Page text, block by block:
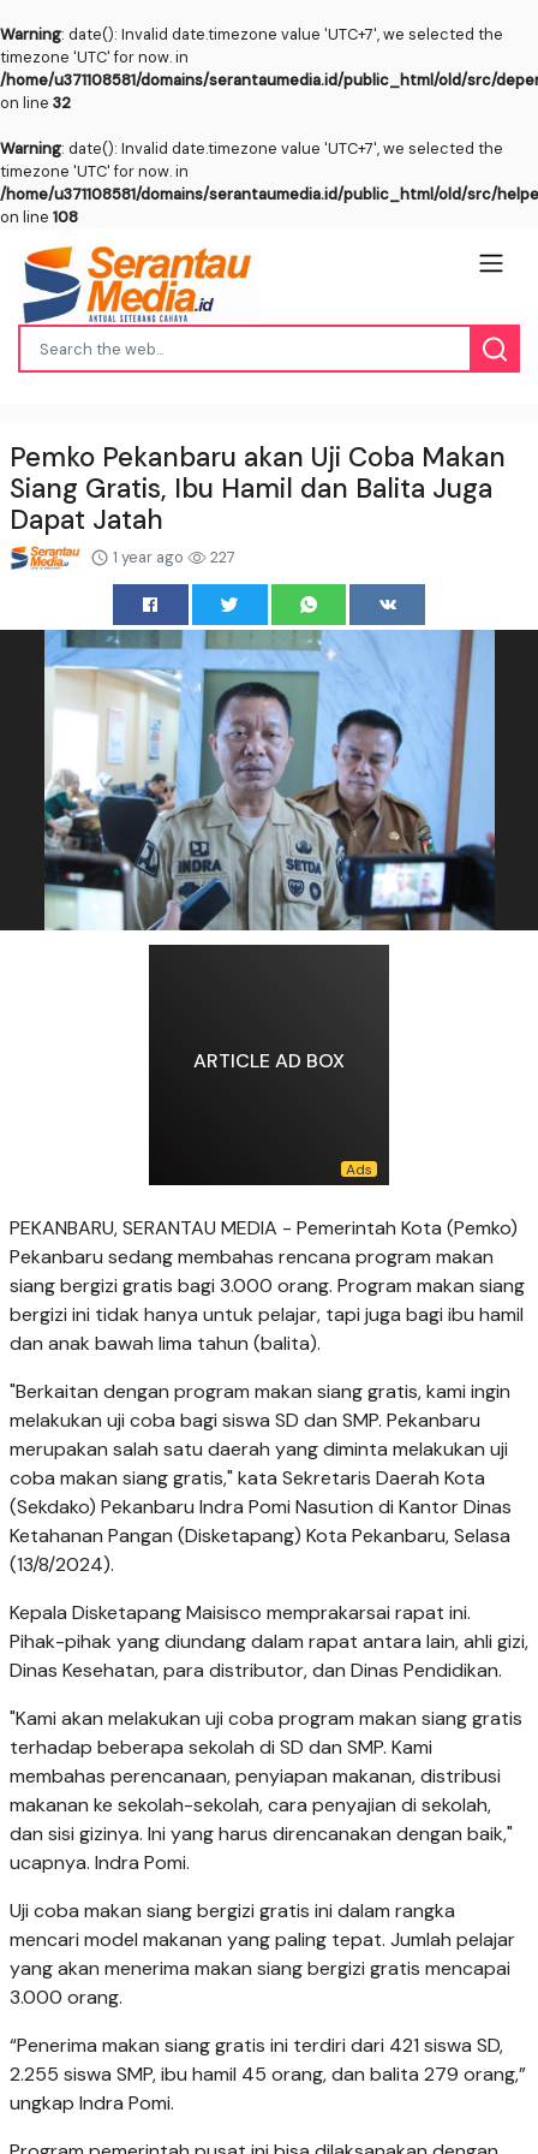
Warning: date(): Invalid date.timezone value 'UTC+7', we selected the
timezone 'UTC' for now. in
/home/u371108581/domains/serantaumedia.id/public_html/old/src/
on line 32
Warning: date(): Invalid date.timezone value 'UTC+7', we selected the
timezone 'UTC' for now. in
/home/u371108581/domains/serantaumedia.id/public_html/old/src/
on line 108
Pemko Pekanbaru akan Uji Coba Makan
Siang Gratis, Ibu Hamil dan Balita Juga
Dapat Jatah
1 year ago 227
ARTICLE AD BOX
PEKANBARU, SERANTAU MEDIA - Pemerintah Kota (Pemko)
Pekanbaru sedang membahas rencana program makan
siang bergizi gratis bagi 3.000 orang. Program makan siang
bergizi ini tidak hanya untuk pelajar, tapi juga bagi ibu hamil
dan anak bawah lima tahun (balita).
"Berkaitan dengan program makan siang gratis, kami ingin
melakukan uji coba bagi siswa SD dan SMP. Pekanbaru
merupakan salah satu daerah yang diminta melakukan uji
coba makan siang gratis," kata Sekretaris Daerah Kota
(Sekdako) Pekanbaru Indra Pomi Nasution di Kantor Dinas
Ketahanan Pangan (Disketapang) Kota Pekanbaru, Selasa
(13/8/2024).
Kepala Disketapang Maisisco memprakarsai rapat ini.
Pihak-pihak yang diundang dalam rapat antara lain, ahli gizi,
Dinas Kesehatan, para distributor, dan Dinas Pendidikan.
"Kami akan melakukan uji coba program makan siang gratis
terhadap beberapa sekolah di SD dan SMP. Kami
membahas perencanaan, penyiapan makanan, distribusi
makanan ke sekolah-sekolah, cara penyajian di sekolah,
dan sisi gizinya. Ini yang harus direncanakan dengan baik,"
ucapnya. Indra Pomi.
Uji coba makan siang bergizi gratis ini dalam rangka
mencari model makanan yang paling tepat. Jumlah pelajar
yang akan menerima makan siang bergizi gratis mencapai
3.000 orang.
“Penerima makan siang gratis ini terdiri dari 421 siswa SD,
2.255 siswa SMP, ibu hamil 45 orang, dan balita 279 orang,”
ungkap Indra Pomi.